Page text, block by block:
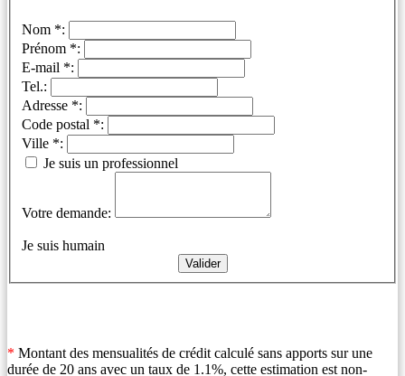
Nom *:
Prénom *:
E-mail *:
Tel.:
Adresse *:
Code postal *:
Ville *:
Je suis un professionnel
Votre demande:
Je suis humain
* Montant des mensualités de crédit calculé sans apports sur une
durée de 20 ans avec un taux de 1.1%, cette estimation est non-